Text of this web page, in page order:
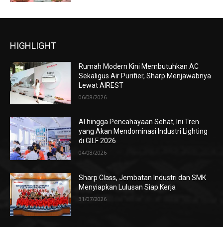
HIGHLIGHT
Rumah Modern Kini Membutuhkan AC
Sekaligus Air Purifier, Sharp Menjawabnya
Lewat AIREST
06/08/2026
AI hingga Pencahayaan Sehat, Ini Tren
yang Akan Mendominasi Industri Lighting
di GILF 2026
04/08/2026
Sharp Class, Jembatan Industri dan SMK
Menyiapkan Lulusan Siap Kerja
31/07/2026